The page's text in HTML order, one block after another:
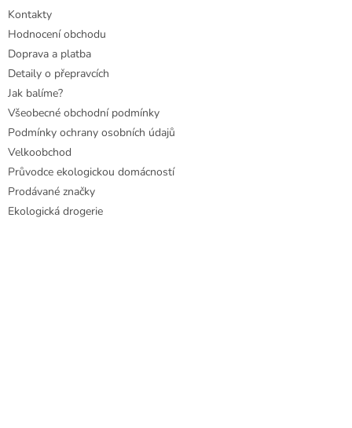
Kontakty
Hodnocení obchodu
Doprava a platba
Detaily o přepravcích
Jak balíme?
Všeobecné obchodní podmínky
Podmínky ochrany osobních údajů
Velkoobchod
Průvodce ekologickou domácností
Prodávané značky
Ekologická drogerie